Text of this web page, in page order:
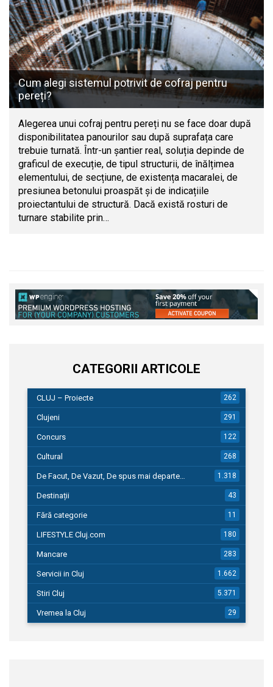
Cum alegi sistemul potrivit de cofraj pentru
pereți?
Alegerea unui cofraj pentru pereți nu se face doar după
disponibilitatea panourilor sau după suprafața care
trebuie turnată. Într-un șantier real, soluția depinde de
graficul de execuție, de tipul structurii, de înălțimea
elementului, de secțiune, de existența macaralei, de
presiunea betonului proaspăt și de indicațiile
proiectantului de structură. Dacă există rosturi de
turnare stabilite prin…
CATEGORII ARTICOLE
CLUJ – Proiecte 262
Clujeni 291
Concurs 122
Cultural 268
De Facut, De Vazut, De spus mai departe… 1.318
Destinații 43
Fără categorie 11
LIFESTYLE Cluj.com 180
Mancare 283
Servicii in Cluj 1.662
Stiri Cluj 5.371
Vremea la Cluj 29